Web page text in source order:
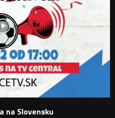
na Slovensku